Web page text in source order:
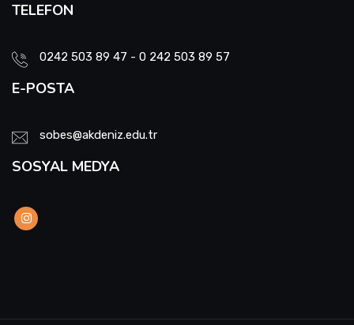
TELEFON
0242 503 89 47 - 0 242 503 89 57
E-POSTA
sobes@akdeniz.edu.tr
SOSYAL MEDYA